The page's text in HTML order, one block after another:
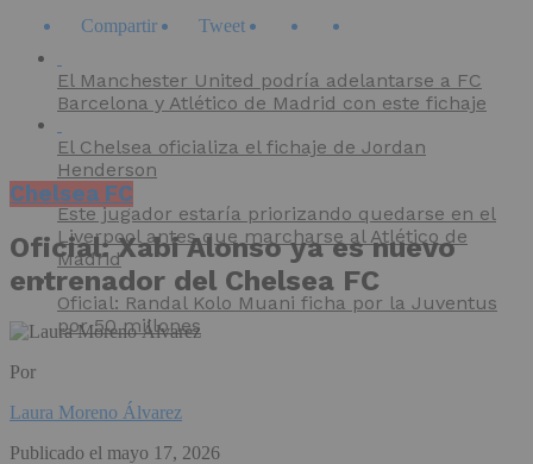
Compartir Tweet
El Manchester United podría adelantarse a FC
Barcelona y Atlético de Madrid con este fichaje
El Chelsea oficializa el fichaje de Jordan
Henderson
Este jugador estaría priorizando quedarse en el
Liverpool antes que marcharse al Atlético de
Madrid
Oficial: Randal Kolo Muani ficha por la Juventus
por 50 millones
Chelsea FC
Oficial: Xabi Alonso ya es nuevo
entrenador del Chelsea FC
Por
Laura Moreno Álvarez
Publicado el mayo 17, 2026